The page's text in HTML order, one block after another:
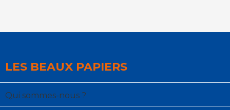
LES BEAUX PAPIERS
Qui sommes-nous ?